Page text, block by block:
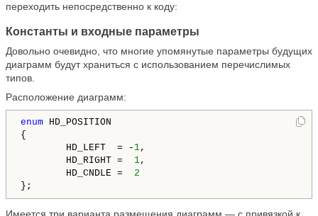
переходить непосредственно к коду:
Константы и входные параметры
Довольно очевидно, что многие упомянутые параметры будущих
диаграмм будут храниться с использованием перечислимых
типов.
Расположение диаграмм:
enum HD_POSITION
{
HD_LEFT  = - 1,
HD_RIGHT = 1,
HD_CNDLE = 2
};